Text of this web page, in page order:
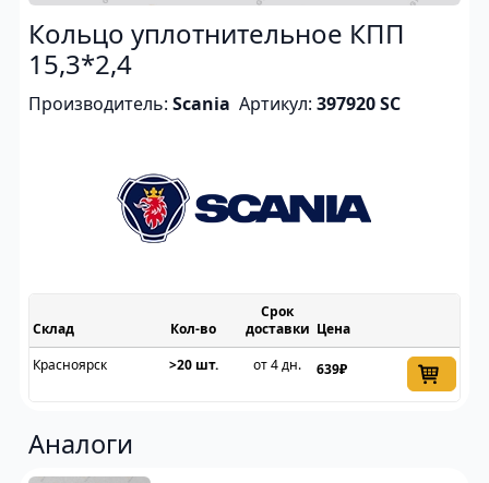
Кольцо уплотнительное КПП
15,3*2,4
Производитель: Scania Артикул: 397920 SC
Склад
Срок
доставки Цена
Красноярск
>20 шт. от 4 дн. 639₽
Аналоги